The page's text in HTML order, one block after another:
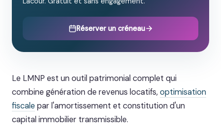
Réserver un créneau
Le LMNP est un outil patrimonial complet qui
combine génération de revenus locatifs,optimisation
fiscale par l'amortissement et constitution d'un
capital immobilier transmissible.